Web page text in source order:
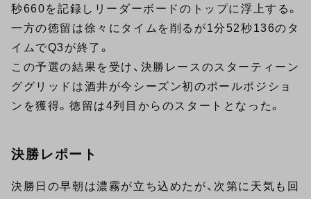
秒660を記録しリーダーボードのトップに浮上する。
一方の徳留は徐々にタイムを削るが1分52秒136のタ
イムでQ3が終了。
この予選の結果を受け、決勝レースのスターティーン
ググリッドは酒井が今シーズン初のポールポジショ
ンを獲得。徳留は4列目からのスタートとなった。
決勝レポート
決勝日の早朝は濃霧が立ち込めたが、次第に天気も回